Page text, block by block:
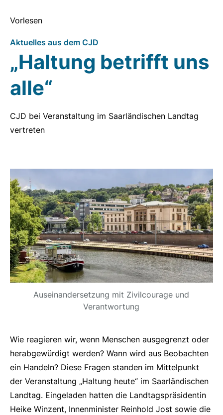
Vorlesen
Aktuelles aus dem CJD
„Haltung betrifft uns
alle“
CJD bei Veranstaltung im Saarländischen Landtag
vertreten
Auseinandersetzung mit Zivilcourage und
Verantwortung
Wie reagieren wir, wenn Menschen ausgegrenzt oder
herabgewürdigt werden? Wann wird aus Beobachten
ein Handeln? Diese Fragen standen im Mittelpunkt
der Veranstaltung „Haltung heute“ im Saarländischen
Landtag. Eingeladen hatten die Landtagspräsidentin
Heike Winzent, Innenminister Reinhold Jost sowie die